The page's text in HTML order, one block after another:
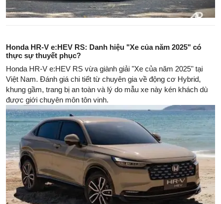
Honda HR-V e:HEV RS: Danh hiệu "Xe của năm 2025" có
thực sự thuyết phục?
Honda HR-V e:HEV RS vừa giành giải "Xe của năm 2025" tại
Việt Nam. Đánh giá chi tiết từ chuyên gia về động cơ Hybrid,
khung gầm, trang bị an toàn và lý do mẫu xe này kén khách dù
được giới chuyên môn tôn vinh.